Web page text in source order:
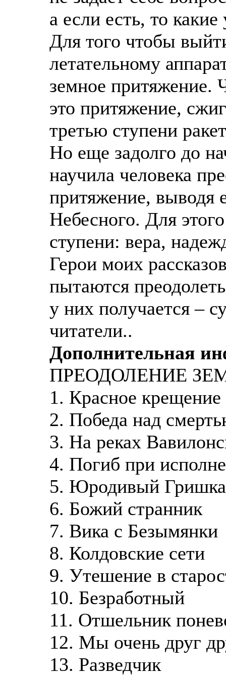
а если есть, то
Для того чтобы
летательному
земное притяжение.
это притяжение,
третью ступени
Но еще задолго до
научила человека
притяжение, выводя
Небесного. Для
ступени: вера,
Герои моих
пытаются
у них получается –
читатели..
Дополнительная
ПРЕОДОЛЕНИЕ
1. Красное крещение
2. Победа над
3. На реках
4. Погиб при
5. Юродивый Гришка
6. Божий странник
7. Вика с Безымянки
8. Колдовские сети
9. Утешение в
10. Безработный
11. Отшельник
12. Мы очень друг
13. Разведчик